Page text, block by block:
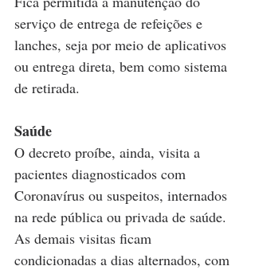
serviço de entrega de refeições e
lanches, seja por meio de aplicativos
ou entrega direta, bem como sistema
de retirada.
Saúde
O decreto proíbe, ainda, visita a
pacientes diagnosticados com
Coronavírus ou suspeitos, internados
na rede pública ou privada de saúde.
As demais visitas ficam
condicionadas a dias alternados, com